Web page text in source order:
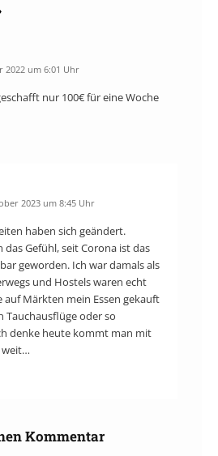
2022 um 6:01 Uhr
nur 100€ für eine Woche
2023 um 8:45 Uhr
haben sich geändert.
das Gefühl, seit Corona ist das
geworden. Ich war damals als
und Hostels waren echt
auf Märkten mein Essen gekauft
Tauchausflüge oder so
denke heute kommt man mit
weit…
Kommentar